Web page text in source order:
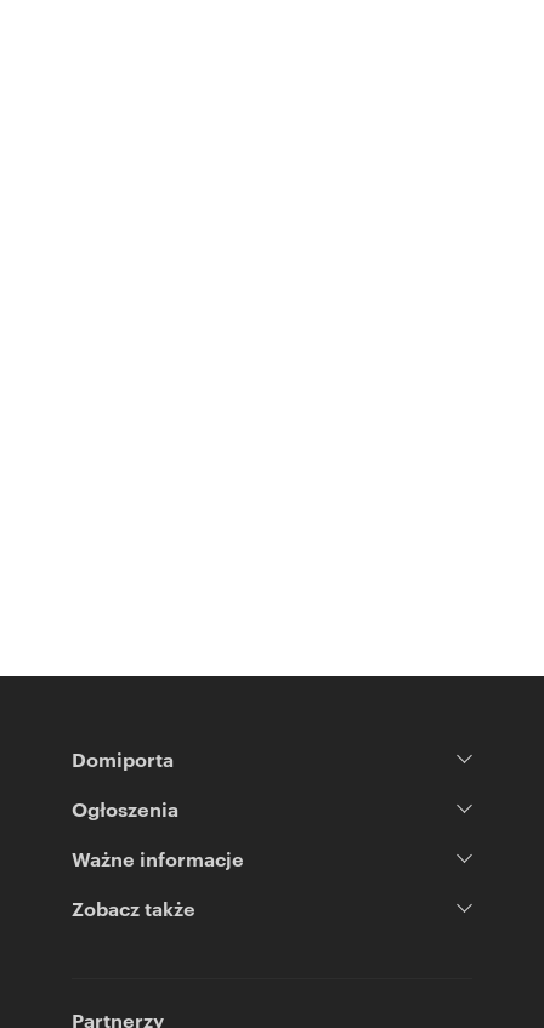
Domiporta
Ogłoszenia
Ważne informacje
Zobacz także
Partnerzy